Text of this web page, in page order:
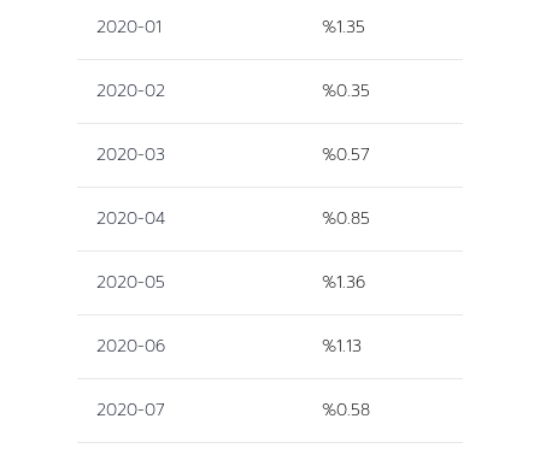
2020-01 %1.35
2020-02 %0.35
2020-03 %0.57
2020-04 %0.85
2020-05 %1.36
2020-06 %1.13
2020-07 %0.58